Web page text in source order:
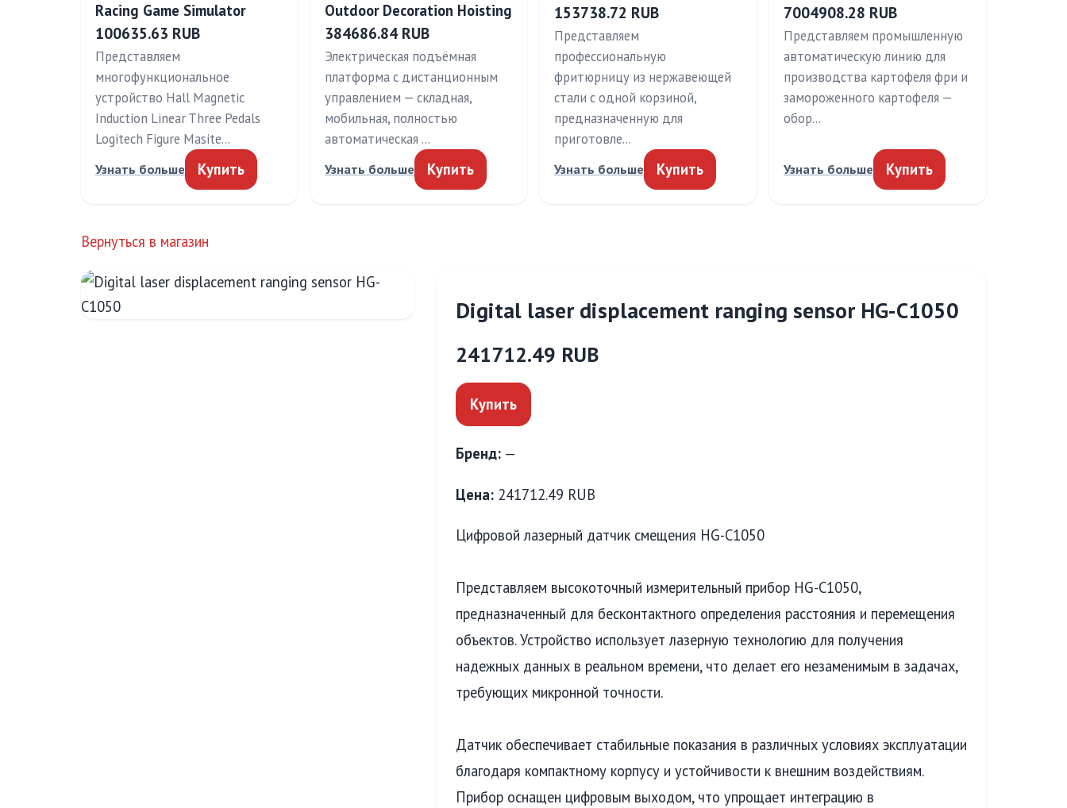
Racing Game Simulator
100635.63 RUB
Представляем
многофункциональное
устройство Hall Magnetic
Induction Linear Three Pedals
Logitech Figure Masite…
Узнать больше Купить
Outdoor Decoration Hoisting
384686.84 RUB
Электрическая подъёмная
платформа с дистанционным
управлением — складная,
мобильная, полностью
автоматическая …
Узнать больше Купить
153738.72 RUB
Представляем
профессиональную
фритюрницу из нержавеющей
стали с одной корзиной,
предназначенную для
приготовле…
Узнать больше Купить
7004908.28 RUB
Представляем промышленную
автоматическую линию для
производства картофеля фри и
замороженного картофеля —
обор…
Узнать больше Купить
Вернуться в магазин
Digital laser displacement ranging sensor HG-C1050
241712.49 RUB
Купить
Бренд: —
Цена: 241712.49 RUB
Цифровой лазерный датчик смещения HG-C1050
Представляем высокоточный измерительный прибор HG-C1050,
предназначенный для бесконтактного определения расстояния и перемещения
объектов. Устройство использует лазерную технологию для получения
надежных данных в реальном времени, что делает его незаменимым в задачах,
требующих микронной точности.
Датчик обеспечивает стабильные показания в различных условиях эксплуатации
благодаря компактному корпусу и устойчивости к внешним воздействиям.
Прибор оснащен цифровым выходом, что упрощает интеграцию в